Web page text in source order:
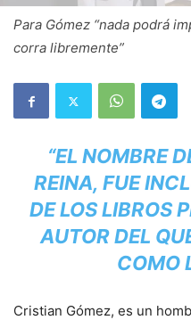
Para Gómez “nada podrá
corra libremente”
“EL NOMBRE
REINA, FUE
DE LOS LIBROS
AUTOR DEL
COMO
Cristian Gómez, es un